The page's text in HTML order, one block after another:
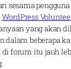
sesama
WordPress
yang akan
dalam beberapa
di forum itu jauh